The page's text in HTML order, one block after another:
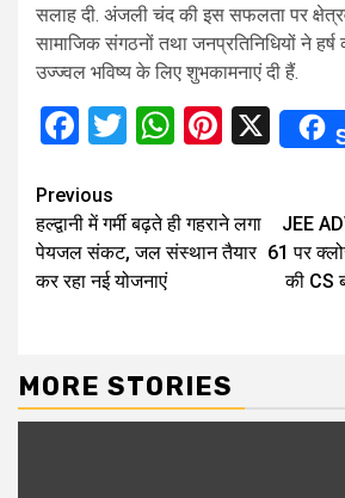
सलाह दी. अंजली चंद की इस सफलता पर
सामाजिक संगठनों तथा जनप्रतिनिधियों ने
उज्ज्वल भविष्य के लिए शुभकामनाएं दी हैं.
Facebook
Twitter
WhatsApp
X
Continue
Reading
Previous
हल्द्वानी में गर्मी बढ़ते ही गहराने लगा
पेयजल संकट, जल संस्थान तैयार
कर रहा नई योजनाएं
JEE
61 पर
की CS
MORE STORIES